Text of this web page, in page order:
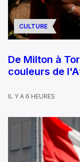
CULTURE
De Milton à
couleurs de
IL Y A 6 HEURES